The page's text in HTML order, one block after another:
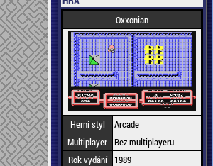
Oxxonian
Herní styl
Arcade
Multiplayer Bez multiplayeru
Rok vydání
1989